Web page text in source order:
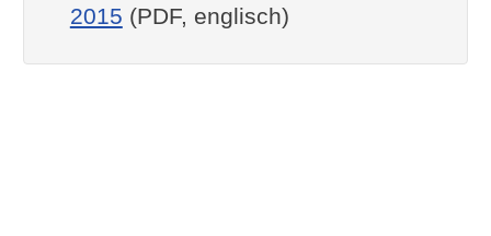
2015 (PDF, englisch)